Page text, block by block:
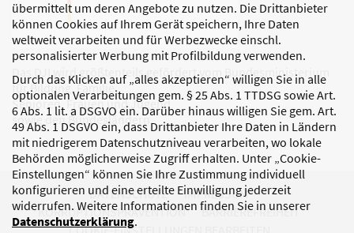
übermittelt um deren Angebote zu nutzen. Die Drittanbieter
können Cookies auf Ihrem Gerät speichern, Ihre Daten
weltweit verarbeiten und für Werbezwecke einschl.
personalisierter Werbung mit Profilbildung verwenden.
Durch das Klicken auf „alles akzeptieren“ willigen Sie in alle
optionalen Verarbeitungen gem. § 25 Abs. 1 TTDSG sowie Art.
6 Abs. 1 lit. a DSGVO ein. Darüber hinaus willigen Sie gem. Art.
49 Abs. 1 DSGVO ein, dass Drittanbieter Ihre Daten in Ländern
mit niedrigerem Datenschutzniveau verarbeiten, wo lokale
Behörden möglicherweise Zugriff erhalten. Unter „Cookie-
Einstellungen“ können Sie Ihre Zustimmung individuell
konfigurieren und eine erteilte Einwilligung jederzeit
widerrufen. Weitere Informationen finden Sie in unserer
Datenschutzerklärung.
Das DJI wird größtenteils gefördert vom Bundesministerium
für Bildung, Familie,
Senioren, Frauen und Jugend
sowie den Bundesländern.
DATENSCHUTZ
IMPRESSUM
KORRUPTIONSPRÄVENTION
BARRIEREFREIHEIT
COOKIE-EINSTELLUNGEN BEARBEITEN